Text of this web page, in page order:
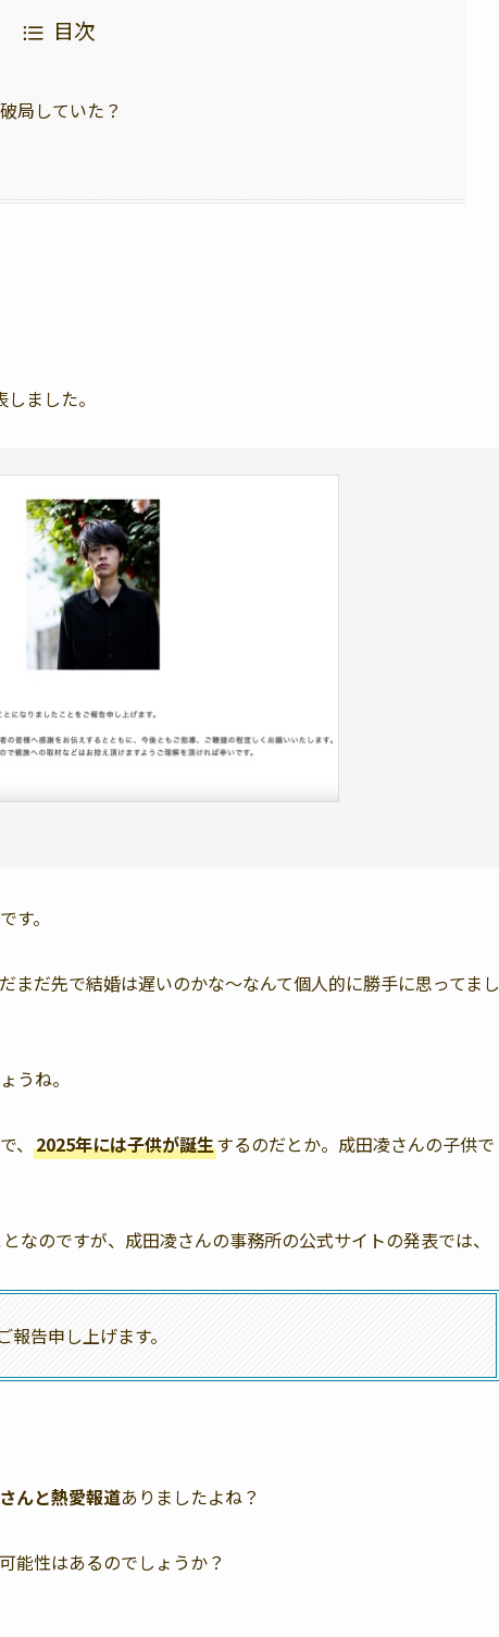
目次
局していた？
ました。
す。
まだ先で結婚は遅いのかな〜なんて個人的に勝手に思ってまし
うね。
、 2025年には子供が誕生するのだとか。成田凌さんの子供で
なのですが、成田凌さんの事務所の公式サイトの発表では、
告申し上げます。
んと熱愛報道ありましたよね？
能性はあるのでしょうか？